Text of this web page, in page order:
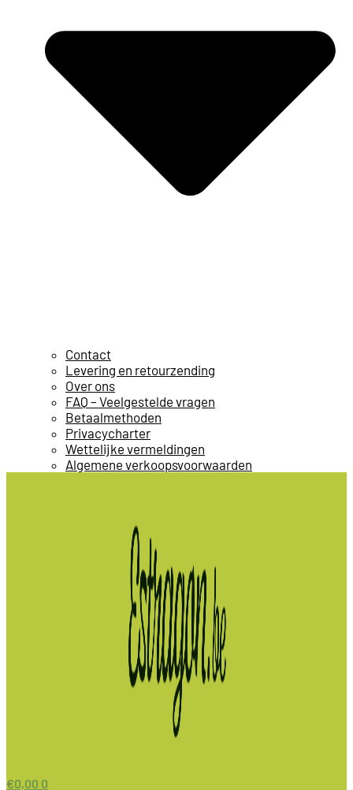
Contact
Levering en retourzending
Over ons
FAQ – Veelgestelde vragen
Betaalmethoden
Privacycharter
Wettelijke vermeldingen
Algemene verkoopsvoorwaarden
€0,00 0